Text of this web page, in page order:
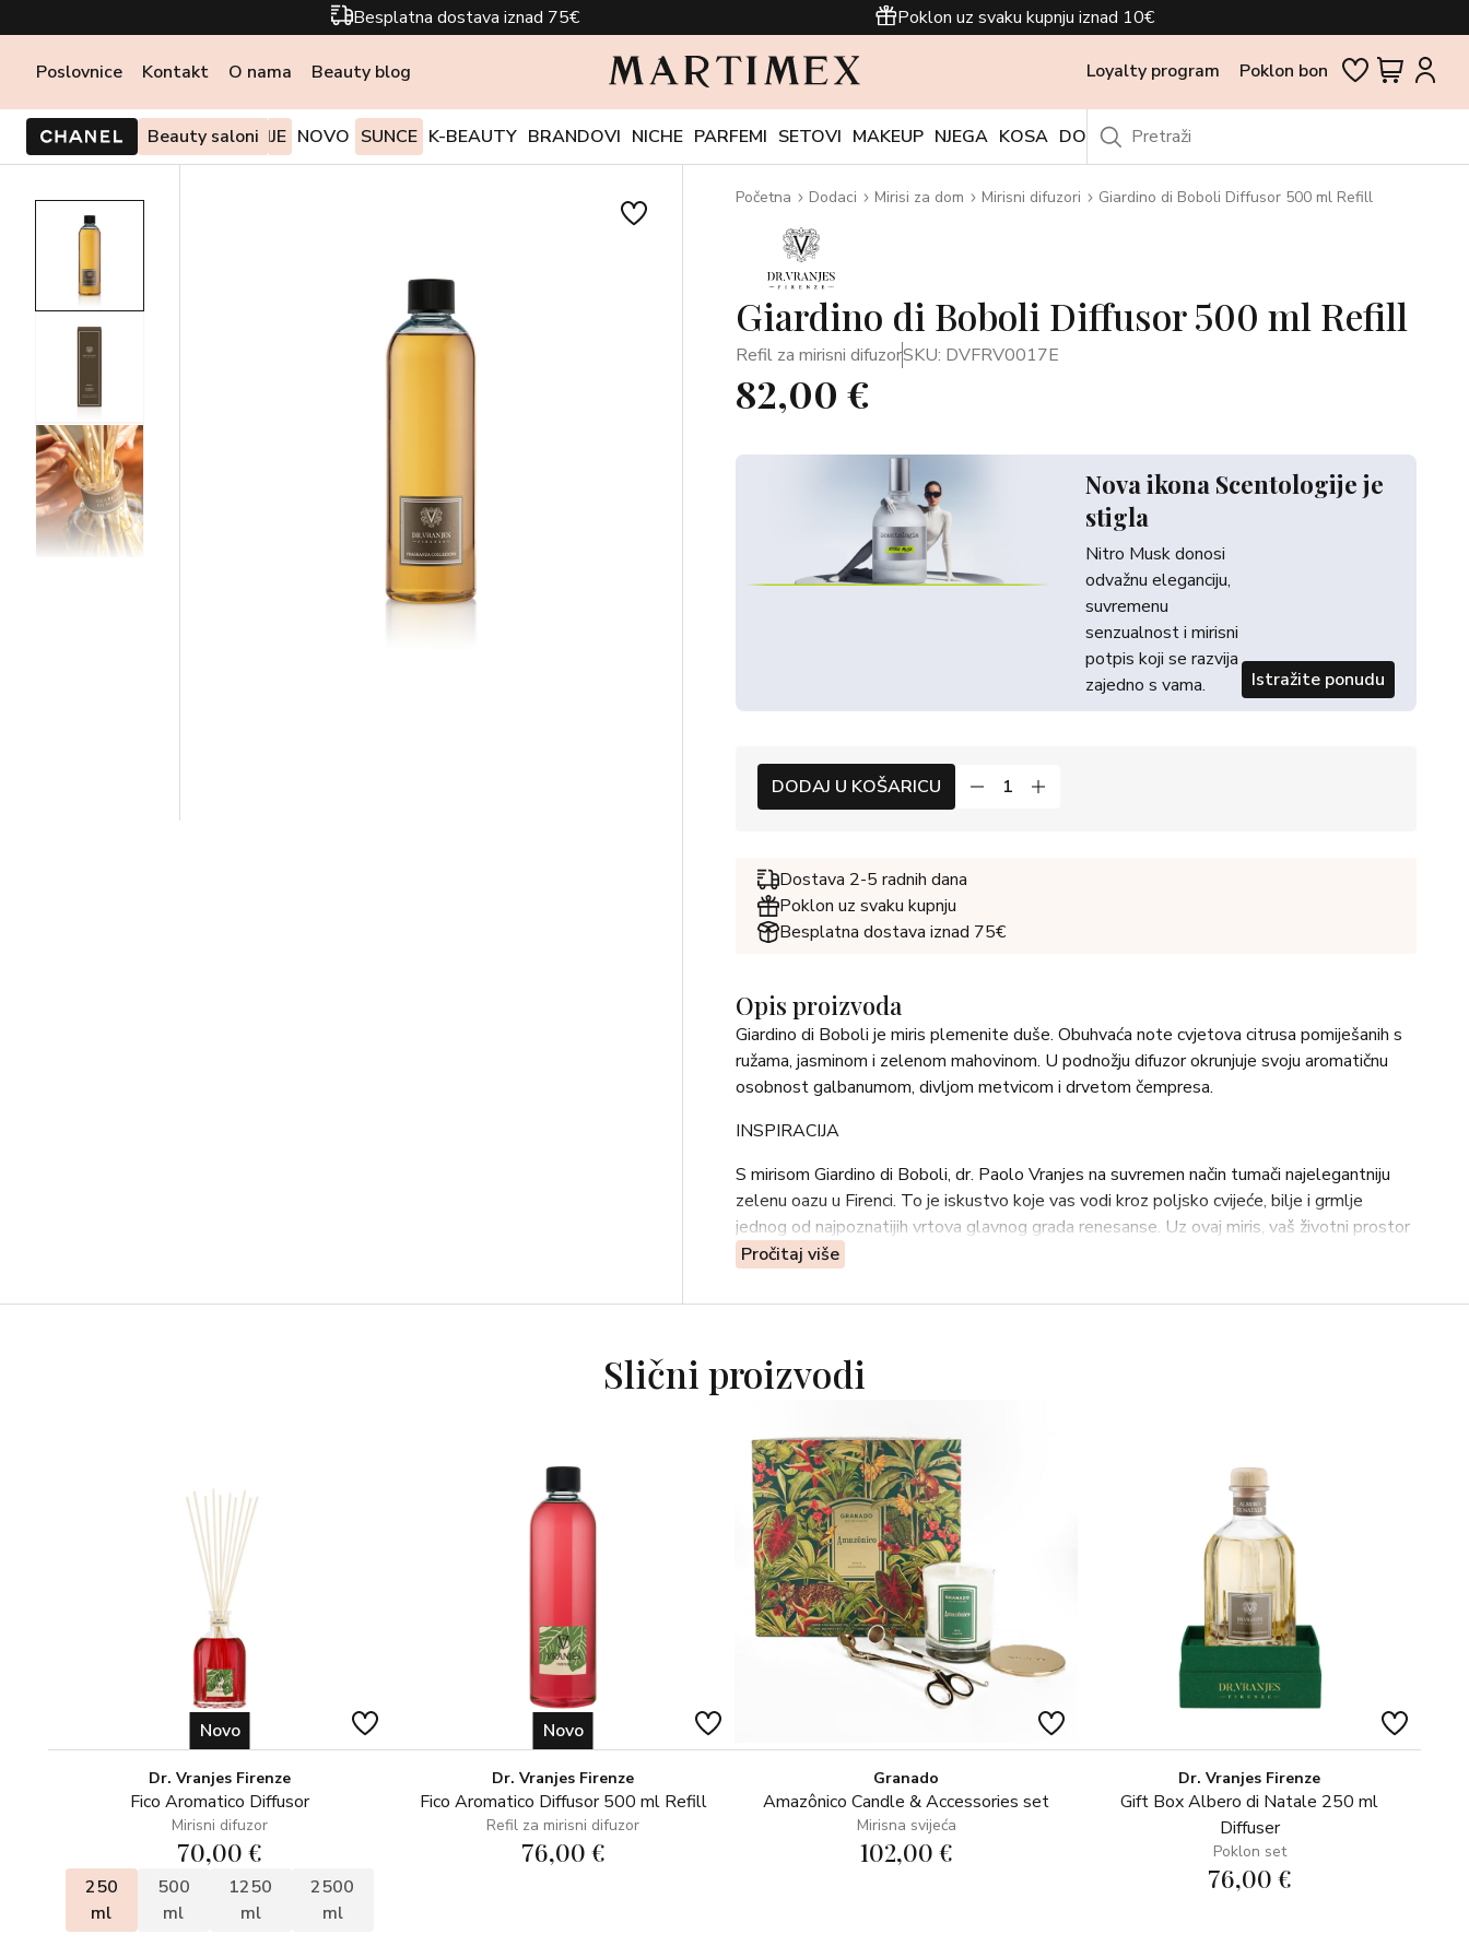
Besplatna dostava iznad 75€ Poklon uz svaku kupnju iznad 10€
Poslovnice Kontakt O nama Beauty blog Loyalty program Poklon bon
Beauty saloni
PONUDE I AKCIJE NOVO SUNCE K-BEAUTY BRANDOVI NICHE PARFEMI SETOVI MAKEUP NJEGA KOSA DODACI OUTLET
Početna Dodaci Mirisi za dom Mirisni difuzori Giardino di Boboli Diffusor 500 ml Refill
Giardino di Boboli Diffusor 500 ml Refill
Refil za mirisni difuzorSKU: DVFRV0017E
82,00 €
Nova ikona Scentologije je
stigla
Nitro Musk donosi
odvažnu eleganciju,
suvremenu
senzualnost i mirisni
potpis koji se razvija
zajedno s vama.
Istražite ponudu
DODAJ U KOŠARICU
Dostava 2-5 radnih dana
Poklon uz svaku kupnju
Besplatna dostava iznad 75€
Opis proizvoda
Giardino di Boboli je miris plemenite duše. Obuhvaća note cvjetova citrusa pomiješanih s
ružama, jasminom i zelenom mahovinom. U podnožju difuzor okrunjuje svoju aromatičnu
osobnost galbanumom, divljom metvicom i drvetom čempresa.
INSPIRACIJA
S mirisom Giardino di Boboli, dr. Paolo Vranjes na suvremen način tumači najelegantniju
zelenu oazu u Firenci. To je iskustvo koje vas vodi kroz poljsko cvijeće, bilje i grmlje
jednog od najpoznatijih vrtova glavnog grada renesanse. Uz ovaj miris, vaš životni prostor
pretvorit će se u sofisticirani vrt s bezvremenskim šarmom.
-Ruža, zelena mahovina, jasmin
-Galbanum, divlja metvica, drvo čempresa
Cvjetovi limuna i naranče u vrhu, ruža, zelena mahovina i jasmin u srcu mirisa, te galbanum,
divlja metvica i čempres u bazi. Ovaj miris bilježi mirise koje doživiš izgubivši se u vrtovima
Boboli.
Pročitaj više
Slični proizvodi
Novo
Dr. Vranjes Firenze
Fico Aromatico Diffusor
Mirisni difuzor
70,00 €
250
ml
500
ml
1250
ml
2500
ml
Novo
Dr. Vranjes Firenze
Fico Aromatico Diffusor 500 ml Refill
Refil za mirisni difuzor
76,00 €
Granado
Amazônico Candle & Accessories set
Mirisna svijeća
102,00 €
Dr. Vranjes Firenze
Gift Box Albero di Natale 250 ml
Diffuser
Poklon set
76,00 €